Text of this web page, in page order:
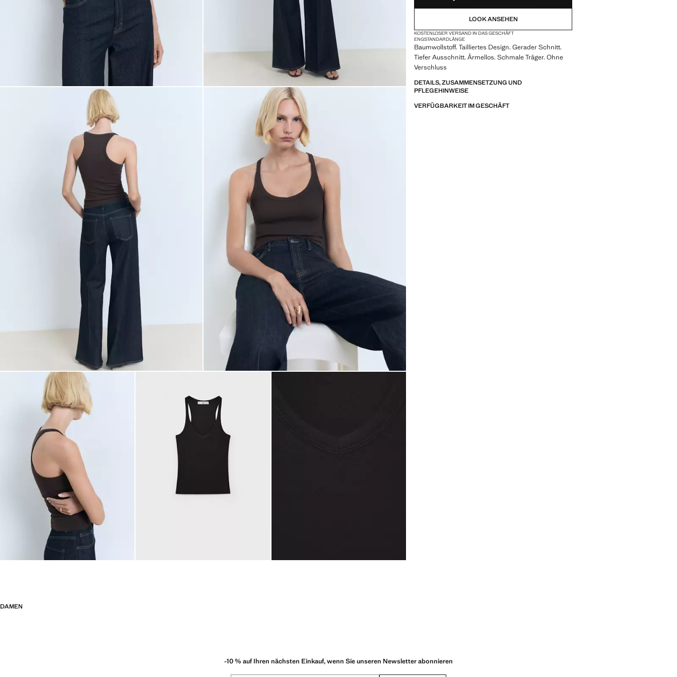
LOOK ANSEHEN
KOSTENLOSER VERSAND IN DAS GESCHÄFT
ENGSTANDARDLÄNGE
Baumwollstoff. Tailliertes Design. Gerader Schnitt.
Tiefer Ausschnitt. Ärmellos. Schmale Träger. Ohne
Verschluss
DETAILS, ZUSAMMENSETZUNG UND
PFLEGEHINWEISE
VERFÜGBARKEIT IM GESCHÄFT
DAMEN
-10 % auf Ihren nächsten Einkauf, wenn Sie unseren Newsletter abonnieren